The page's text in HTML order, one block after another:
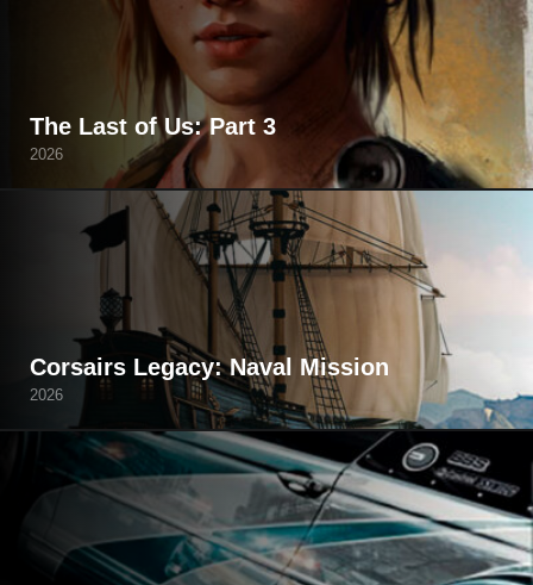
The Last of Us: Part 3
2026
Corsairs Legacy: Naval Mission
2026